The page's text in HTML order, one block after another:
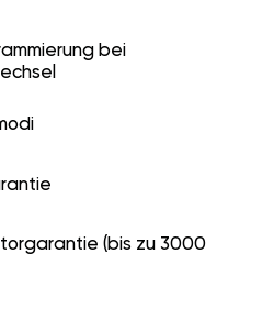
bei
(bis zu 3000